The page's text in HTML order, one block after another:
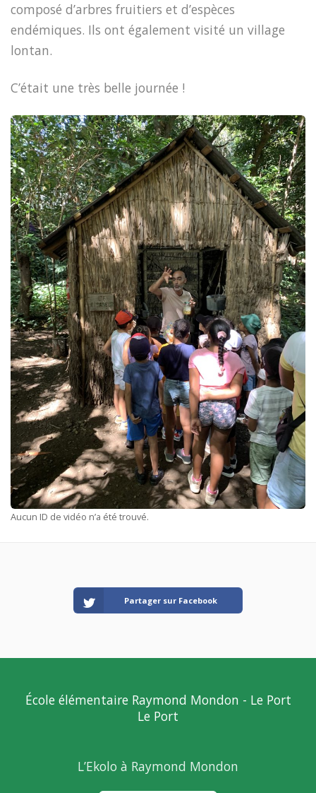
composé d’arbres fruitiers et d’espèces
endémiques. Ils ont également visité un village
lontan.
C’était une très belle journée !
Aucun ID de vidéo n’a été trouvé.
Partager sur Facebook
École élémentaire Raymond Mondon - Le Port
Le Port
L’Ekolo à Raymond Mondon